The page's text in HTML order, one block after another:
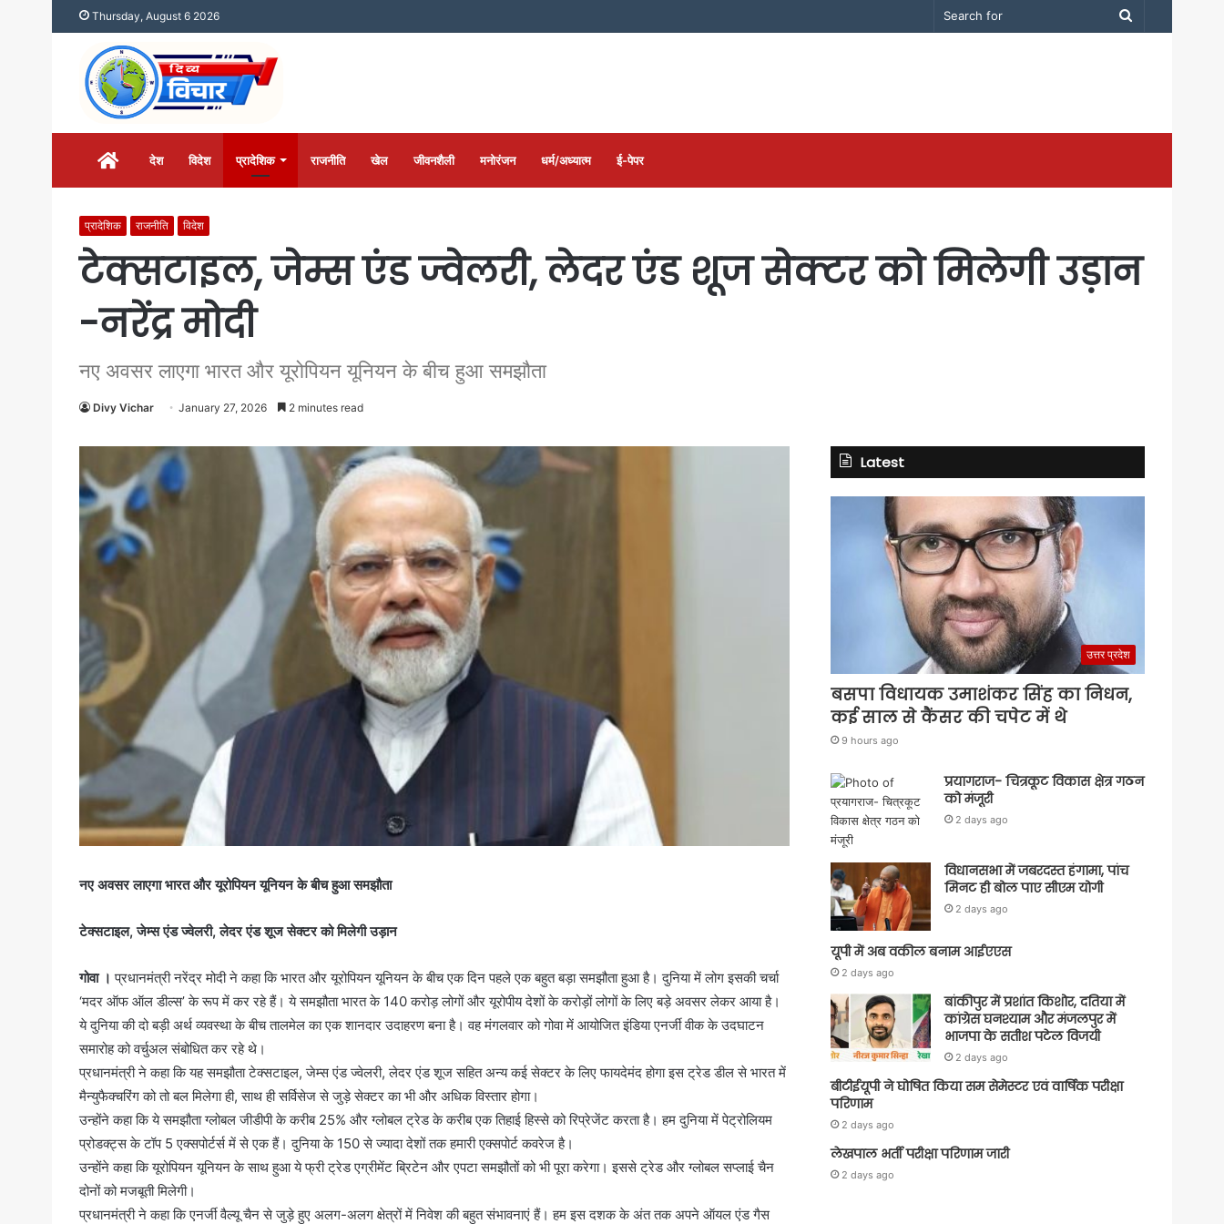
Thursday, August 6 2026
Search
होम देश विदेश प्रादेशिक राजनीति खेल जीवनशैली मनोरंजन धर्म/अध्यात्म ई-पेपर
प्रादेशिक राजनीति विदेश
टेक्सटाइल, जेम्स एंड ज्वेलरी, लेदर एंड शूज सेक्टर को मिलेगी उड़ान
-नरेंद्र मोदी
नए अवसर लाएगा भारत और यूरोपियन यूनियन के बीच हुआ समझौता
Divy Vichar January 27, 2026 2 minutes read
नए अवसर लाएगा भारत और यूरोपियन यूनियन के बीच हुआ समझौता
टेक्सटाइल, जेम्स एंड ज्वेलरी, लेदर एंड शूज सेक्टर को मिलेगी उड़ान
गोवा ।प्रधानमंत्री नरेंद्र मोदी ने कहा कि भारत और यूरोपियन यूनियन के बीच एक दिन पहले एक बहुत बड़ा समझौता हुआ है। दुनिया में लोग इसकी चर्चा
‘मदर ऑफ ऑल डील्स’ के रूप में कर रहे हैं। ये समझौता भारत के 140 करोड़ लोगों और यूरोपीय देशों के करोड़ों लोगों के लिए बड़े अवसर लेकर आया है।
ये दुनिया की दो बड़ी अर्थ व्यवस्था के बीच तालमेल का एक शानदार उदाहरण बना है। वह मंगलवार को गोवा में आयोजित इंडिया एनर्जी वीक के उदघाटन
समारोह को वर्चुअल संबोधित कर रहे थे।
प्रधानमंत्री ने कहा कि यह समझौता टेक्सटाइल, जेम्स एंड ज्वेलरी, लेदर एंड शूज सहित अन्य कई सेक्टर के लिए फायदेमंद होगा इस ट्रेड डील से भारत में
मैन्युफैक्चरिंग को तो बल मिलेगा ही, साथ ही सर्विसेज से जुड़े सेक्टर का भी और अधिक विस्तार होगा।
उन्होंने कहा कि ये समझौता ग्लोबल जीडीपी के करीब 25% और ग्लोबल ट्रेड के करीब एक तिहाई हिस्से को रिप्रेजेंट करता है। हम दुनिया में पेट्रोलियम
प्रोडक्ट्स के टॉप 5 एक्सपोर्टर्स में से एक हैं। दुनिया के 150 से ज्यादा देशों तक हमारी एक्सपोर्ट कवरेज है।
उन्होंने कहा कि यूरोपियन यूनियन के साथ हुआ ये फ्री ट्रेड एग्रीमेंट ब्रिटेन और एपटा समझौतों को भी पूरा करेगा। इससे ट्रेड और ग्लोबल सप्लाई चैन
दोनों को मजबूती मिलेगी।
प्रधानमंत्री ने कहा कि एनर्जी वैल्यू चैन से जुड़े हुए अलग-अलग क्षेत्रों में निवेश की बहुत संभावनाएं हैं। हम इस दशक के अंत तक अपने ऑयल एंड गैस
Latest
उत्तर प्रदेश
बसपा विधायक उमाशंकर सिंह का निधन,
कई साल से कैंसर की चपेट में थे
9 hours ago
प्रयागराज- चित्रकूट विकास क्षेत्र गठन
को मंजूरी
2 days ago
विधानसभा में जबरदस्त हंगामा, पांच
मिनट ही बोल पाए सीएम योगी
2 days ago
यूपी में अब वकील बनाम आईएएस
2 days ago
बांकीपुर में प्रशांत किशोर, दतिया में
कांग्रेस घनश्याम और मंजलपुर में
भाजपा के सतीश पटेल विजयी
2 days ago
बीटीईयूपी ने घोषित किया सम सेमेस्टर एवं वार्षिक परीक्षा
परिणाम
2 days ago
लेखपाल भर्ती परीक्षा परिणाम जारी
2 days ago